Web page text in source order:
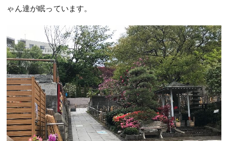
ゃん達が眠っています。